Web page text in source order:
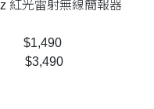
光雷射無線簡報器
$1,490
$3,490